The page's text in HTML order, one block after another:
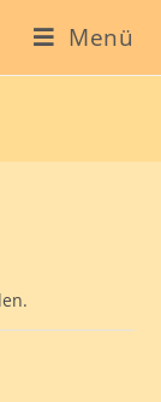
Menü